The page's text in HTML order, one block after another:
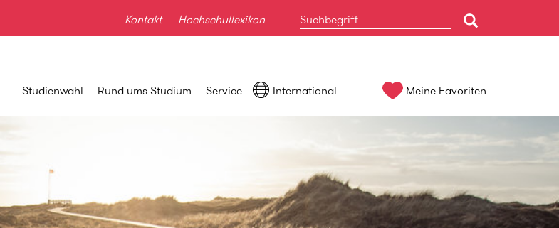
Kontakt Hochschullexikon
Studienwahl Rund ums Studium Service International Meine Favoriten